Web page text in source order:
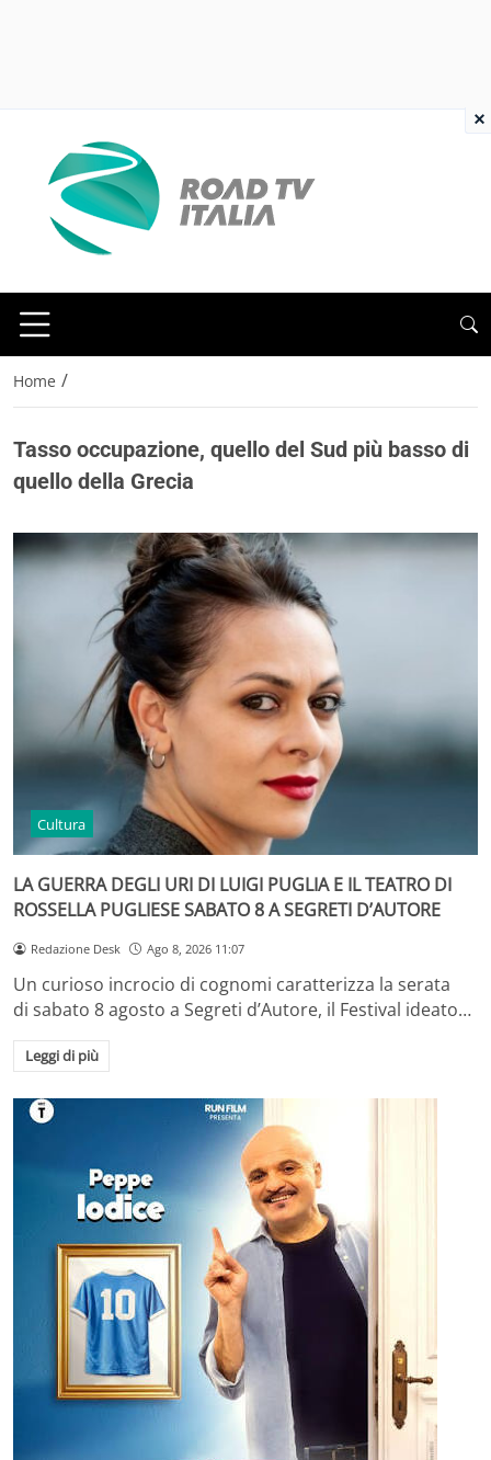
Home /
Tasso occupazione, quello del Sud più basso di
quello della Grecia
Cultura
LA GUERRA DEGLI URI DI LUIGI PUGLIA E IL TEATRO DI
ROSSELLA PUGLIESE SABATO 8 A SEGRETI D’AUTORE
Redazione Desk Ago 8, 2026 11:07
Un curioso incrocio di cognomi caratterizza la serata
di sabato 8 agosto a Segreti d’Autore, il Festival ideato…
Leggi di più
×